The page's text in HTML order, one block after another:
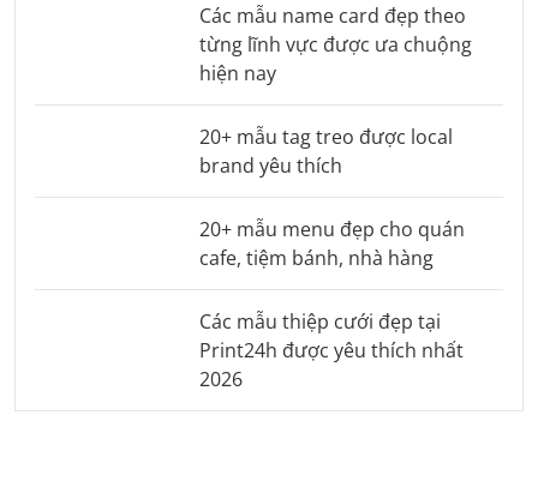
Các mẫu name card đẹp theo
từng lĩnh vực được ưa chuộng
hiện nay
20+ mẫu tag treo được local
brand yêu thích
20+ mẫu menu đẹp cho quán
cafe, tiệm bánh, nhà hàng
Các mẫu thiệp cưới đẹp tại
Print24h được yêu thích nhất
2026